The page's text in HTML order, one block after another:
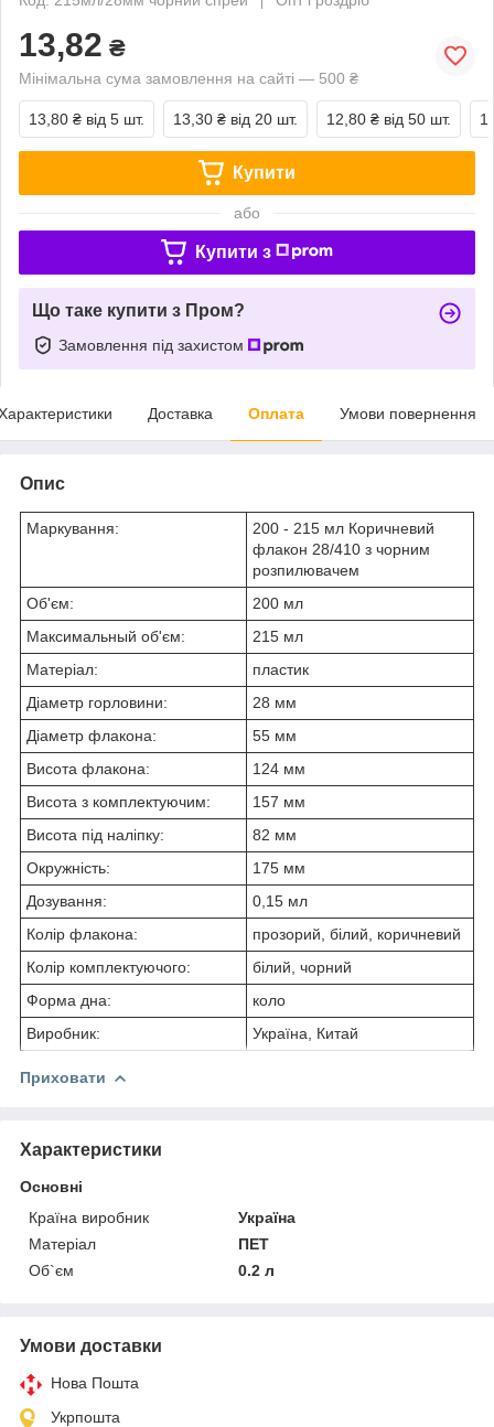
13,82 ₴
Мінімальна сума замовлення на сайті — 500 ₴
13,80 ₴ від 5 шт. 13,30 ₴ від 20 шт. 12,80 ₴ від 50 шт.
Купити
або
Купити з
Що таке купити з Пром?
Замовлення під захистом
Доставка Оплата Умови повернення
Опис
Маркування:
200 - 215 мл Коричневий
флакон 28/410 з чорним
розпилювачем
Об'єм:
200 мл
Максимальный об'єм:
215 мл
Матеріал:
пластик
Діаметр горловини:
28 мм
Діаметр флакона:
55 мм
Висота флакона:
124 мм
Висота з комплектуючим:
157 мм
Висота під наліпку:
82 мм
Окружність:
175 мм
Дозування:
0,15 мл
Колір флакона:
прозорий, білий, коричневий
Колір комплектуючого:
білий, чорний
Форма дна:
коло
Виробник:
Україна, Китай
Приховати
Характеристики
Основні
Країна виробник
Україна
Матеріал
ПЕТ
Об`єм
0.2 л
Умови доставки
Нова Пошта
Укрпошта